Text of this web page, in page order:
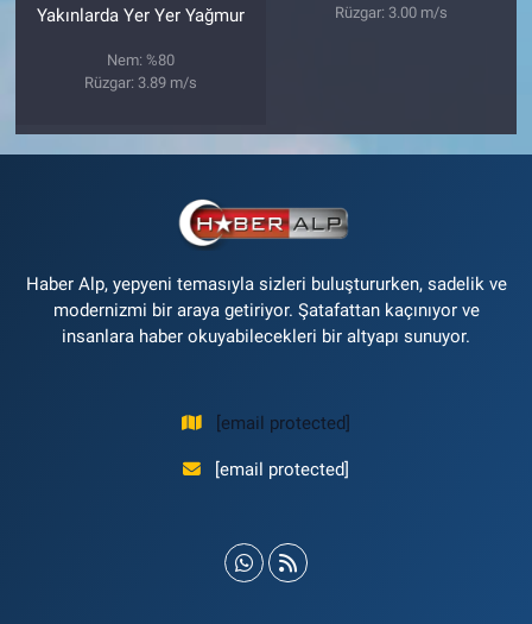
Yakınlarda Yer Yer Yağmur
Nem: %80
Rüzgar: 3.89 m/s
Rüzgar: 3.00 m/s
Haber Alp, yepyeni temasıyla sizleri buluştururken, sadelik ve
modernizmi bir araya getiriyor. Şatafattan kaçınıyor ve
insanlara haber okuyabilecekleri bir altyapı sunuyor.
[email protected]
[email protected]